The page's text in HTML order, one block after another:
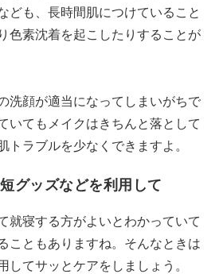
ども、長時間肌につけていること
色素沈着を起こしたりすることが
洗顔が適当になってしまいがちで
いてもメイクはきちんと落として
トラブルを少なくできますよ。
グッズなどを利用して
就寝する方がよいとわかっていて
こともありますね。そんなときは
してサッとケアをしましょう。